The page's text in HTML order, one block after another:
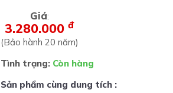
Giá:
3.280.000đ
(Bảo hành 20 năm)
Tình trạng: Còn hàng
Sản phẩm cùng dung tích :